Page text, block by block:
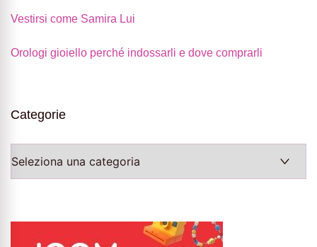
Vestirsi come Samira Lui
Orologi gioiello perché indossarli e dove comprarli
Categorie